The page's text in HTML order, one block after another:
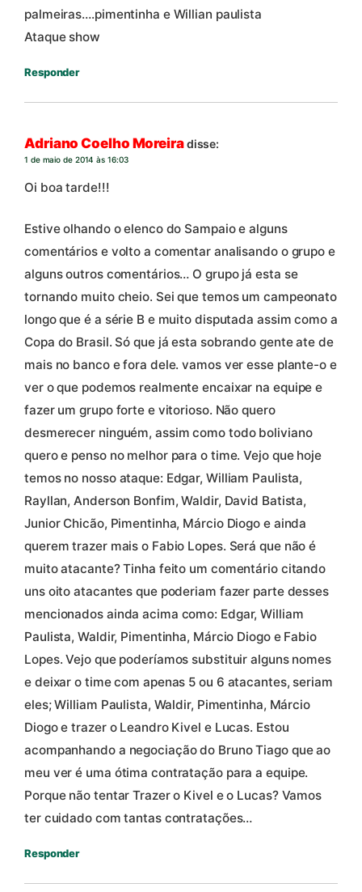
palmeiras….pimentinha e Willian paulista
Ataque show
Responder
Adriano Coelho Moreiradisse:
1 de maio de 2014 às 16:03
Oi boa tarde!!!
Estive olhando o elenco do Sampaio e alguns
comentários e volto a comentar analisando o grupo e
alguns outros comentários… O grupo já esta se
tornando muito cheio. Sei que temos um campeonato
longo que é a série B e muito disputada assim como a
Copa do Brasil. Só que já esta sobrando gente ate de
mais no banco e fora dele. vamos ver esse plante-o e
ver o que podemos realmente encaixar na equipe e
fazer um grupo forte e vitorioso. Não quero
desmerecer ninguém, assim como todo boliviano
quero e penso no melhor para o time. Vejo que hoje
temos no nosso ataque: Edgar, William Paulista,
Rayllan, Anderson Bonfim, Waldir, David Batista,
Junior Chicão, Pimentinha, Márcio Diogo e ainda
querem trazer mais o Fabio Lopes. Será que não é
muito atacante? Tinha feito um comentário citando
uns oito atacantes que poderiam fazer parte desses
mencionados ainda acima como: Edgar, William
Paulista, Waldir, Pimentinha, Márcio Diogo e Fabio
Lopes. Vejo que poderíamos substituir alguns nomes
e deixar o time com apenas 5 ou 6 atacantes, seriam
eles; William Paulista, Waldir, Pimentinha, Márcio
Diogo e trazer o Leandro Kivel e Lucas. Estou
acompanhando a negociação do Bruno Tiago que ao
meu ver é uma ótima contratação para a equipe.
Porque não tentar Trazer o Kivel e o Lucas? Vamos
ter cuidado com tantas contratações…
Responder